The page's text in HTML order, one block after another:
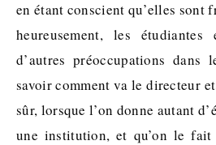
en étant conscient qu’elles sont
heureusement, les
d’autres préoccupations
savoir comment va le directeur
sûr, lorsque l’on donne autant
une institution, et qu’on le